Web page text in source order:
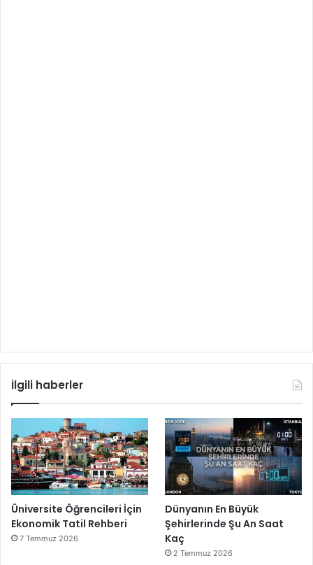
İlgili haberler
Üniversite Öğrencileri İçin
Ekonomik Tatil Rehberi
7 Temmuz 2026
Dünyanın En Büyük
Şehirlerinde Şu An Saat
Kaç
2 Temmuz 2026